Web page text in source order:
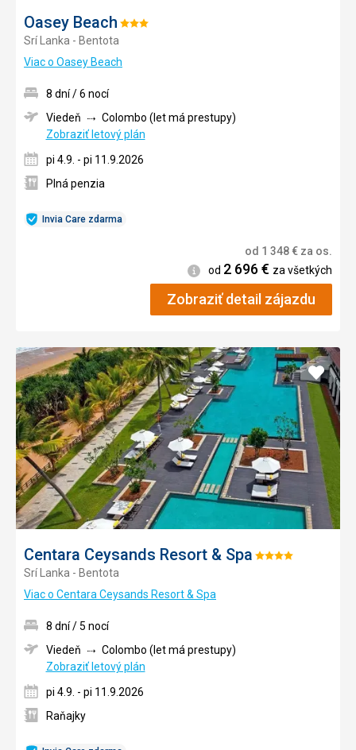
Oasey Beach Hodnotenie:
Srí Lanka - Bentota
Viac o Oasey Beach
Invia Care zdarma
8 dní / 6 nocí
Viedeň
Colombo (let má prestupy)
Zobraziť letový plán
pi 4.9. - pi 11.9.2026
Plná penzia
od 1 348€ za os.
Informácie
od 2 696€ za všetkých
Zobraziť detail zájazdu
Centara Ceysands Resort & Spa Hodnotenie:
Srí Lanka - Bentota
Viac o Centara Ceysands Resort & Spa
Pridať
do
8 dní / 5 nocí
Viedeň
Colombo (let má prestupy)
Zobraziť letový plán
pi 4.9. - pi 11.9.2026
Raňajky